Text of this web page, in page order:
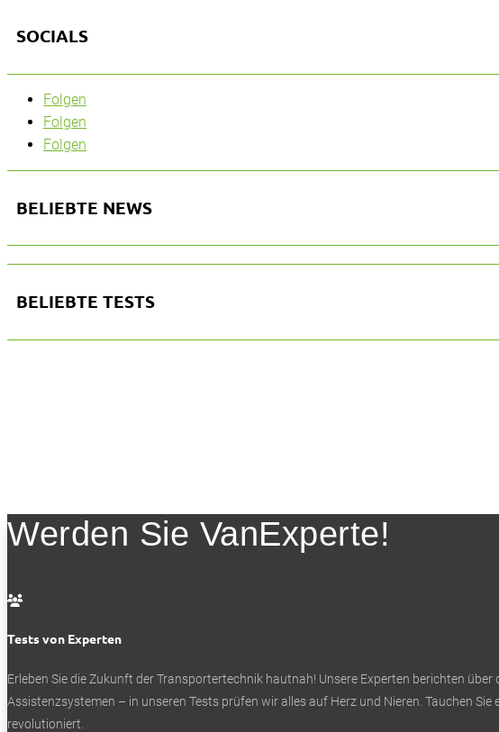
SOCIALS
Folgen
Folgen
Folgen
BELIEBTE NEWS
BELIEBTE TESTS
Werden Sie VanExperte!

Tests von Experten
Erleben Sie die Zukunft der Transportertechnik hautnah! Unsere Experten berichten
Assistenzsystemen – in unseren Tests prüfen wir alles auf Herz und Nieren. Tauchen
revolutioniert.